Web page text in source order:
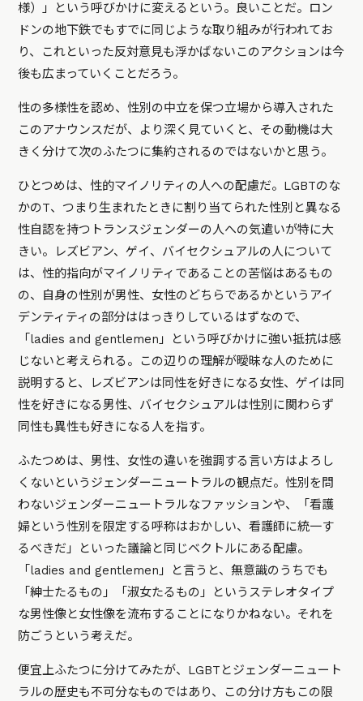
様）」という呼びかけに変えるという。良いことだ。ロン
ドンの地下鉄でもすでに同じような取り組みが行われてお
り、これといった反対意見も浮かばないこのアクションは今
後も広まっていくことだろう。
性の多様性を認め、性別の中立を保つ立場から導入された
このアナウンスだが、より深く見ていくと、その動機は大
きく分けて次のふたつに集約されるのではないかと思う。
ひとつめは、性的マイノリティの人への配慮だ。LGBTのな
かのT、つまり生まれたときに割り当てられた性別と異なる
性自認を持つトランスジェンダーの人への気遣いが特に大
きい。レズビアン、ゲイ、バイセクシュアルの人について
は、性的指向がマイノリティであることの苦悩はあるもの
の、自身の性別が男性、女性のどちらであるかというアイ
デンティティの部分ははっきりしているはずなので、
「ladies and gentlemen」という呼びかけに強い抵抗は感
じないと考えられる。この辺りの理解が曖昧な人のために
説明すると、レズビアンは同性を好きになる女性、ゲイは同
性を好きになる男性、バイセクシュアルは性別に関わらず
同性も異性も好きになる人を指す。
ふたつめは、男性、女性の違いを強調する言い方はよろし
くないというジェンダーニュートラルの観点だ。性別を問
わないジェンダーニュートラルなファッションや、「看護
婦という性別を限定する呼称はおかしい、看護師に統一す
るべきだ」といった議論と同じベクトルにある配慮。
「ladies and gentlemen」と言うと、無意識のうちでも
「紳士たるもの」「淑女たるもの」というステレオタイプ
な男性像と女性像を流布することになりかねない。それを
防ごうという考えだ。
便宜上ふたつに分けてみたが、LGBTとジェンダーニュート
ラルの歴史も不可分なものではあり、この分け方もこの限